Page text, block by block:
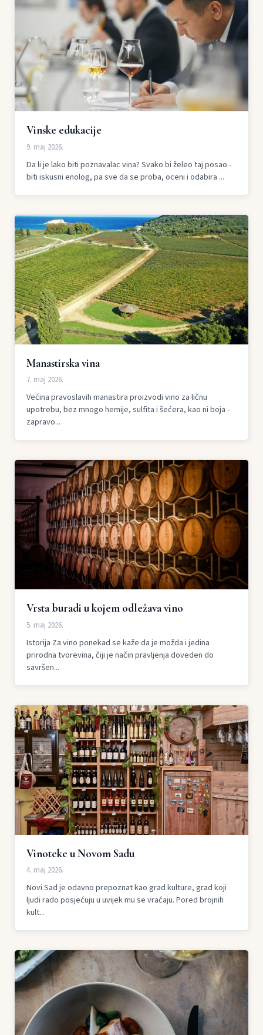
Vinske edukacije
9. maj 2026.
Da li je lako biti poznavalac vina? Svako bi želeo taj posao -
biti iskusni enolog, pa sve da se proba, oceni i odabira ...
Manastirska vina
7. maj 2026.
Većina pravoslavih manastira proizvodi vino za ličnu
upotrebu, bez mnogo hemije, sulfita i šećera, kao ni boja -
zapravo...
Vrsta buradi u kojem odležava vino
5. maj 2026.
Istorija Za vino ponekad se kaže da je možda i jedina
prirodna tvorevina, čiji je način pravljenja doveden do
savršen...
Vinoteke u Novom Sadu
4. maj 2026.
Novi Sad je odavno prepoznat kao grad kulture, grad koji
ljudi rado posjećuju u uvijek mu se vraćaju. Pored brojnih
kult...